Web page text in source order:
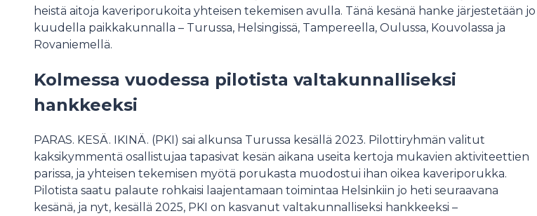
heistä aitoja kaveriporukoita yhteisen tekemisen avulla. Tänä kesänä hanke järjestetään jo
kuudella paikkakunnalla – Turussa, Helsingissä, Tampereella, Oulussa, Kouvolassa ja
Rovaniemellä.
Kolmessa vuodessa pilotista valtakunnalliseksi
hankkeeksi
PARAS. KESÄ. IKINÄ. (PKI) sai alkunsa Turussa kesällä 2023. Pilottiryhmän valitut
kaksikymmentä osallistujaa tapasivat kesän aikana useita kertoja mukavien aktiviteettien
parissa, ja yhteisen tekemisen myötä porukasta muodostui ihan oikea kaveriporukka.
Pilotista saatu palaute rohkaisi laajentamaan toimintaa Helsinkiin jo heti seuraavana
kesänä, ja nyt, kesällä 2025, PKI on kasvanut valtakunnalliseksi hankkeeksi –